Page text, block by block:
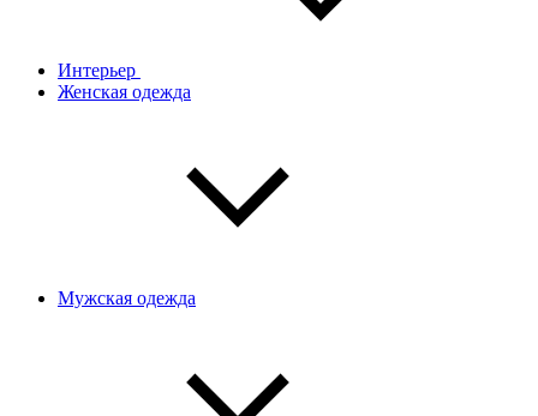
Интерьер
Женская одежда
Мужская одежда